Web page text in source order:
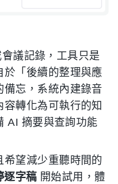
議記錄，工具只是
「後續的整理與應
備忘，系統內建錄音
轉化為可執行的知
AI 摘要與查詢功能
望減少重聽時間的
逐字稿 開始試用，體